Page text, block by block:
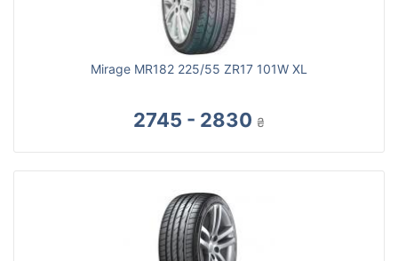
Mirage MR182 225/55 ZR17 101W XL
2745 - 2830 ₴